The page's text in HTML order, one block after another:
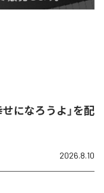
になろうよ」を配
2026.8.10